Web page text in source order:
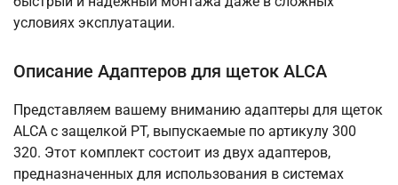
условиях эксплуатации.
Описание Адаптеров для щеток ALCA
Представляем вашему вниманию адаптеры для щеток
ALCA с защелкой PT, выпускаемые по артикулу 300
320. Этот комплект состоит из двух адаптеров,
предназначенных для использования в системах